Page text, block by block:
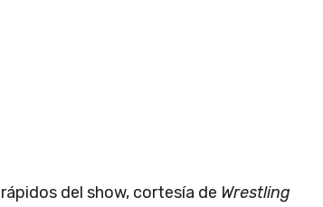
del show, cortesía de Wrestling